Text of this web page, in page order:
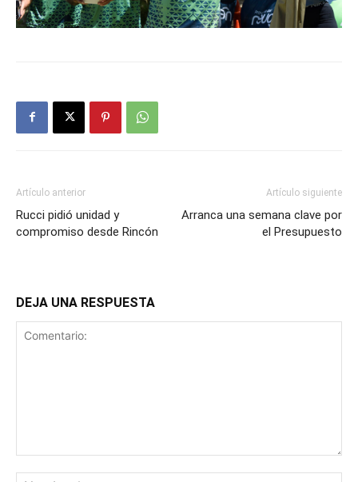
Artículo anterior
Rucci pidió unidad y
compromiso desde Rincón
Artículo siguiente
Arranca una semana clave por
el Presupuesto
DEJA UNA RESPUESTA